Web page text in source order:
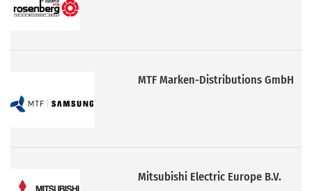
MTF Marken-Distributions GmbH
Mitsubishi Electric Europe B.V.